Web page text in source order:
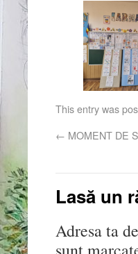
This entry was
← MOMENT DE
Lasă un
Adresa ta